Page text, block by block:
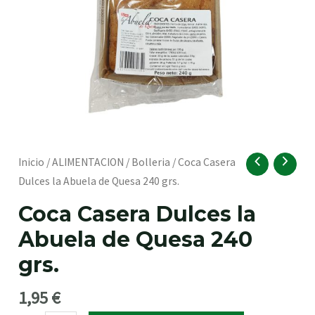
Inicio /ALIMENTACION / Bolleria / Coca Casera
Dulces la Abuela de Quesa 240 grs.
Coca Casera Dulces la
Abuela de Quesa 240
grs.
1,95€
Coca
Casera
la
Abuela
Quesa
240